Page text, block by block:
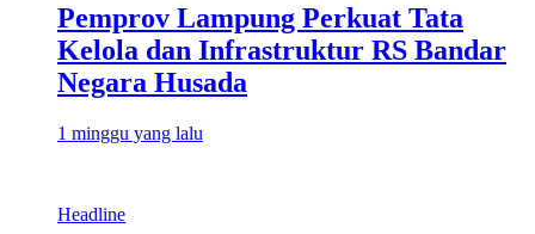
Pemprov Lampung Perkuat Tata
Kelola dan Infrastruktur RS Bandar
Negara Husada
1 minggu yang lalu
Headline